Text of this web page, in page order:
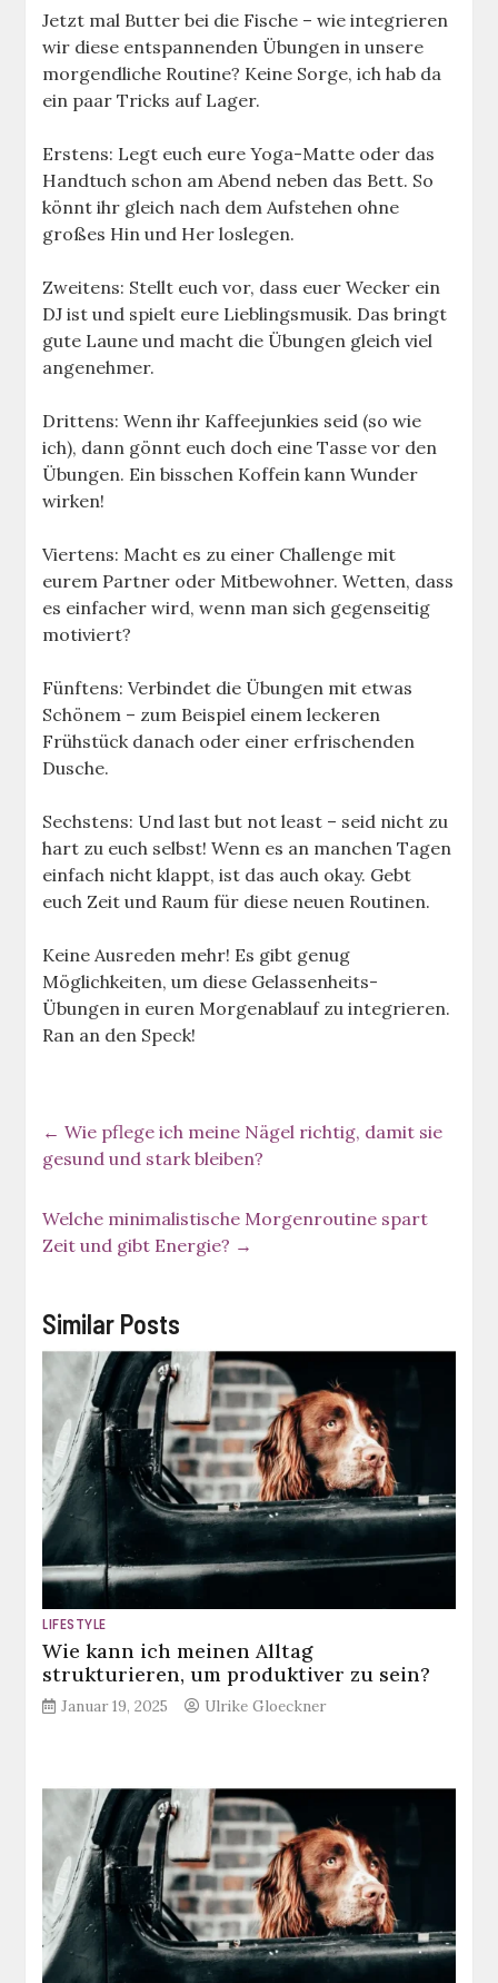
Jetzt mal Butter bei die Fische – wie integrieren
wir diese entspannenden Übungen in unsere
morgendliche Routine? Keine Sorge, ich hab da
ein paar Tricks auf Lager.
Erstens: Legt euch eure Yoga-Matte oder das
Handtuch schon am Abend neben das Bett. So
könnt ihr gleich nach dem Aufstehen ohne
großes Hin und Her loslegen.
Zweitens: Stellt euch vor, dass euer Wecker ein
DJ ist und spielt eure Lieblingsmusik. Das bringt
gute Laune und macht die Übungen gleich viel
angenehmer.
Drittens: Wenn ihr Kaffeejunkies seid (so wie
ich), dann gönnt euch doch eine Tasse vor den
Übungen. Ein bisschen Koffein kann Wunder
wirken!
Viertens: Macht es zu einer Challenge mit
eurem Partner oder Mitbewohner. Wetten, dass
es einfacher wird, wenn man sich gegenseitig
motiviert?
Fünftens: Verbindet die Übungen mit etwas
Schönem – zum Beispiel einem leckeren
Frühstück danach oder einer erfrischenden
Dusche.
Sechstens: Und last but not least – seid nicht zu
hart zu euch selbst! Wenn es an manchen Tagen
einfach nicht klappt, ist das auch okay. Gebt
euch Zeit und Raum für diese neuen Routinen.
Keine Ausreden mehr! Es gibt genug
Möglichkeiten, um diese Gelassenheits-
Übungen in euren Morgenablauf zu integrieren.
Ran an den Speck!
← Wie pflege ich meine Nägel richtig, damit sie
gesund und stark bleiben?
Welche minimalistische Morgenroutine spart
Zeit und gibt Energie? →
Similar Posts
LIFESTYLE
Wie kann ich meinen Alltag
strukturieren, um produktiver zu sein?
Januar 19, 2025 Ulrike Gloeckner